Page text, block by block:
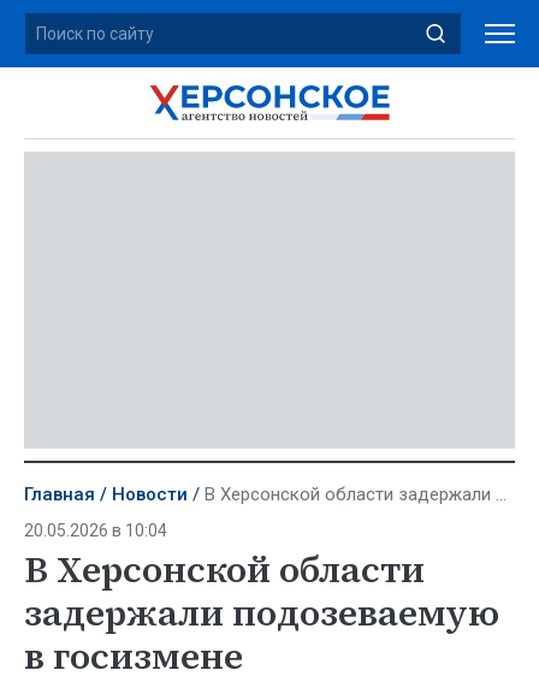
Главная Новости В Херсонской области задержали подозеваемую в госизмене
20.05.2026 в 10:04
В Херсонской области
задержали подозеваемую
в госизмене